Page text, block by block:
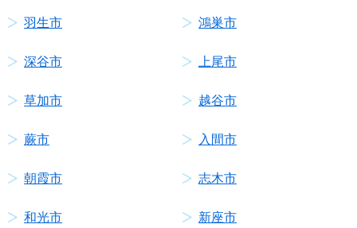
羽生市 鴻巣市
深谷市 上尾市
草加市 越谷市
蕨市 入間市
朝霞市 志木市
和光市 新座市